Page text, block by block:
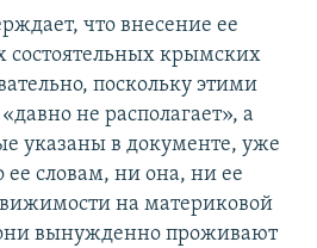
что внесение ее
состоятельных крымских
поскольку этими
не располагает», а
указаны в документе, уже
словам, ни она, ни ее
на материковой
вынужденно проживают